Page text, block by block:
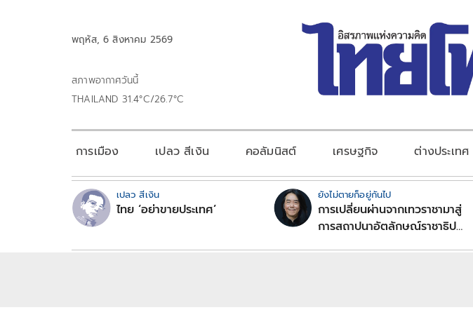
พฤหัส, 6 สิงหาคม 2569
สภาพอากาศวันนี้
THAILAND 31.4°C/26.7°C
การเมือง เปลว สีเงิน คอลัมนิสต์ เศรษฐกิจ ต่างประเทศ
เปลว สีเงิน
ไทย ‘อย่าขายประเทศ’
ยังไม่ตายก็อยู่กันไป
การเปลี่ยนผ่านจากเทวราชามาสู่
การสถาปนาอัตลักษณ์ราชาธิป